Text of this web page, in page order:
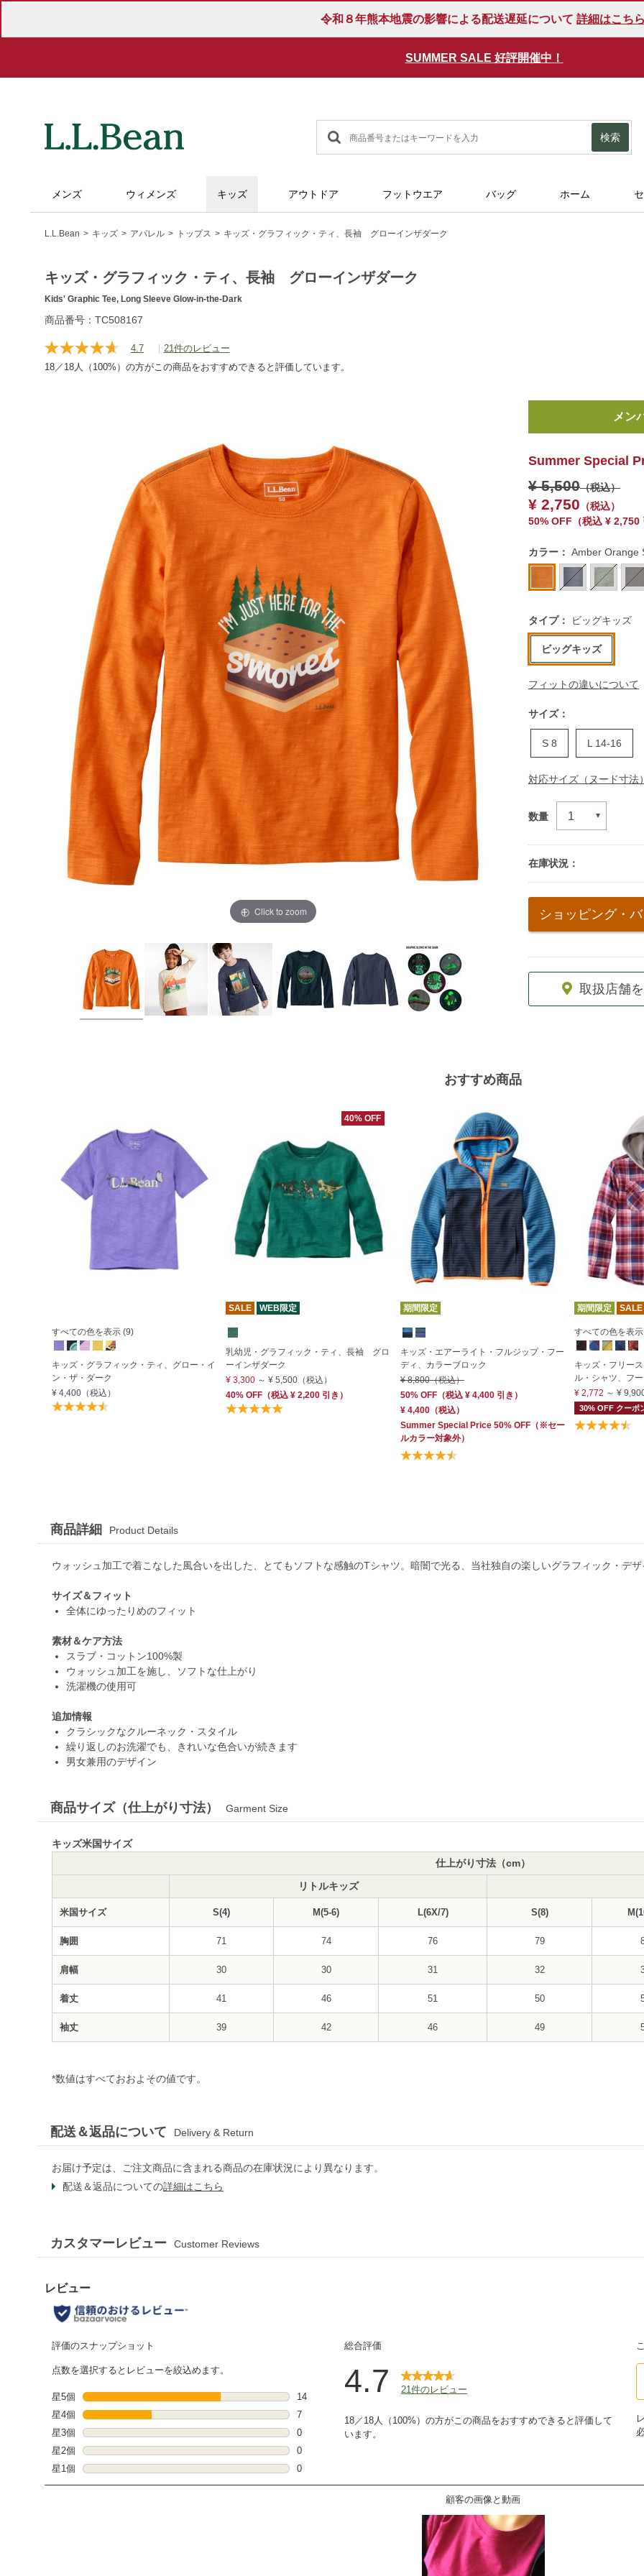
令和８年熊本地震の影響による配送遅延について 詳細はこち
SUMMER SALE 好評開催中！
検索
メンズ ウィメンズ キッズ アウトドア フットウエア バッグ ホーム
L.L.Bean キッズ アパレル トップス キッズ・グラフィック・ティ、長袖 グローインザダーク
キッズ・グラフィック・ティ、長袖 グローインザダーク
Kids' Graphic Tee, Long Sleeve Glow-in-the-Dark
https://www.llbean.co.jp/kids/kids-
商品番号：TC508167
4.7
レ
ビ
ー
ジ
の
リ
ン
ク。
| 21件のレビュー
18／18人（100%）の方がこの商品をおすすめできると評価しています。
Click to zoom
apparels/tops/g/
Summer Special
¥ 5,500（税込）
¥ 2,750 （税込）
50% OFF （税込 ¥ 2,750
カラー： Amber Orange
タイプ： ビッグキッズ
ビッグキッズ
フィットの違いについて
サイズ：
S 8 L 14-16
対応サイズ（ヌード寸法
数量
在庫状況：
cart
options
ショッピング・
取扱店舗
おすすめ商品
すべての色を表示 (9)
キッズ・グラフィック・ティ、グロー・イ
ン・ザ・ダーク
¥ 4,400 （税込）
40% OFF
SALE WEB限定
乳幼児・グラフィック・ティ、長袖 グロ
ーインザダーク
¥ 3,300 ～¥ 5,500 （税込）
40% OFF （税込¥ 2,200 引き）
期間限定
キッズ・エアーライト・フルジップ・フー
ディ、カラーブロック
¥ 8,800（税込）
50% OFF（税込 ¥ 4,400引き）
¥ 4,400（税込）
Summer Special Price 50% OFF（※セー
ルカラー対象外）
期間限定 SALE
すべての色を表
キッズ・フリー
ル・シャツ、フ
¥ 2,772 ～¥
30% OFF クーポ
商品詳細 Product Details
ウォッシュ加工で着こなした風合いを出した、とてもソフトな感触のTシャツ。暗闇で光る、当社独自の楽しいグラフィック・デ
サイズ＆フィット
全体にゆったりめのフィット
素材＆ケア方法
スラブ・コットン100%製
ウォッシュ加工を施し、ソフトな仕上がり
洗濯機の使用可
追加情報
クラシックなクルーネック・スタイル
繰り返しのお洗濯でも、きれいな色合いが続きます
男女兼用のデザイン
商品サイズ（仕上がり寸法） Garment Size
キッズ米国サイズ
仕上がり寸法（cm）
リトルキッズ
米国サイズ S(4) M(5-6) L(6X/7) S(8)
胸囲 71 74 76 79
肩幅 30 30 31 32
着丈 41 46 51 50
袖丈 39 42 46 49
*数値はすべておおよその値です。
配送＆返品について Delivery & Return
お届け予定は、ご注文商品に含まれる商品の在庫状況により異なります。
配送＆返品についての詳細はこちら
カスタマーレビュー Customer Reviews